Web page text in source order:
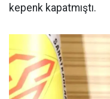
kepenk kapatmıştı.